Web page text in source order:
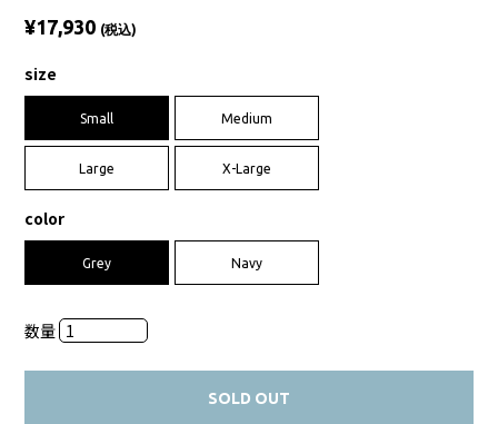
¥17,930 (税込)
size
Small Medium
Large X-Large
color
Grey Navy
数量
SOLD OUT